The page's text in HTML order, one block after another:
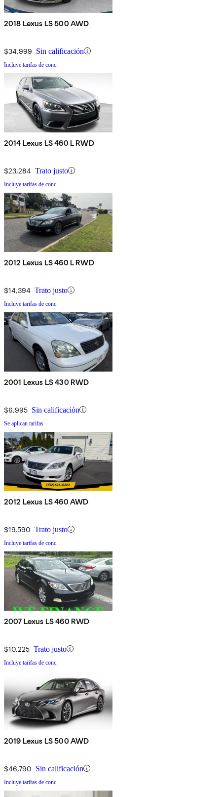
2018 Lexus LS 500 AWD
$34,999 Sin calificación
Incluye tarifas de conc.
2014 Lexus LS 460 L RWD
$23,284 Trato justo
Incluye tarifas de conc.
2012 Lexus LS 460 L RWD
$14,394 Trato justo
Incluye tarifas de conc.
2001 Lexus LS 430 RWD
$6,995 Sin calificación
Se aplican tarifas
2012 Lexus LS 460 AWD
$19,590 Trato justo
Incluye tarifas de conc.
2007 Lexus LS 460 RWD
$10,225 Trato justo
Incluye tarifas de conc.
2019 Lexus LS 500 AWD
$46,790 Sin calificación
Incluye tarifas de conc.